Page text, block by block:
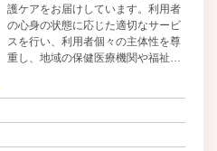
護ケアをお届けしています。利用者
の心身の状態に応じた適切なサービ
スを行い、利用者個々の主体性を尊
重し、地域の保健医療機関や福祉と